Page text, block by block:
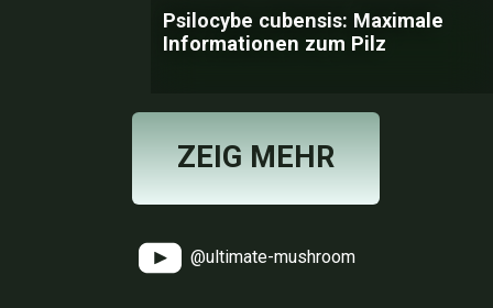
Psilocybe cubensis: Maximale
Informationen zum Pilz
ZEIG MEHR
@ultimate-mushroom